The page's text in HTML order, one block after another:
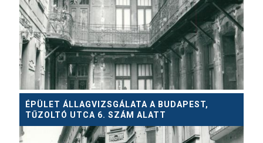
ÉPÜLET ÁLLAGVIZSGÁLATA A BUDAPEST,
TŰZOLTÓ UTCA 6. SZÁM ALATT